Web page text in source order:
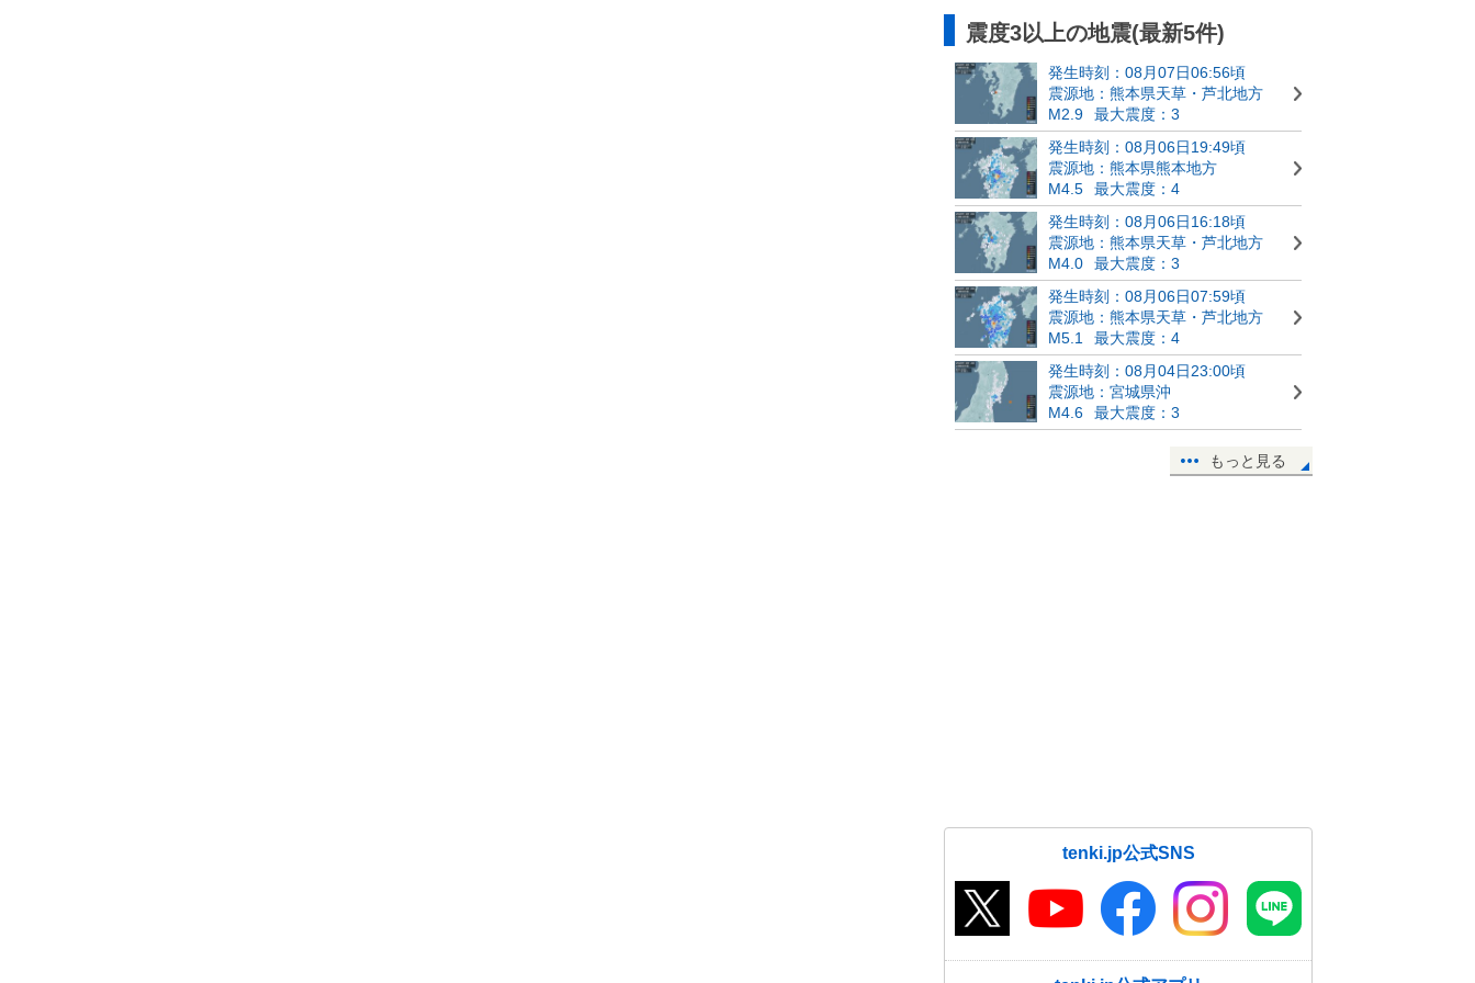
震度3以上の地震(最新5件)
発生時刻：08月07日06:56頃
震源地：熊本県天草・芦北地方
M2.9
最大震度：3
発生時刻：08月06日19:49頃
震源地：熊本県熊本地方
M4.5
最大震度：4
発生時刻：08月06日16:18頃
震源地：熊本県天草・芦北地方
M4.0
最大震度：3
発生時刻：08月06日07:59頃
震源地：熊本県天草・芦北地方
M5.1
最大震度：4
発生時刻：08月04日23:00頃
震源地：宮城県沖
M4.6
最大震度：3
もっと見る
tenki.jp公式SNS